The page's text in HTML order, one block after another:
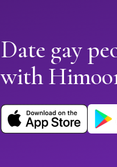
Date gay
with